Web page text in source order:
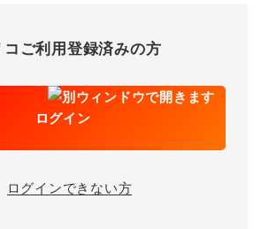
コご利用登録済みの方
ログイン
ログインできない方